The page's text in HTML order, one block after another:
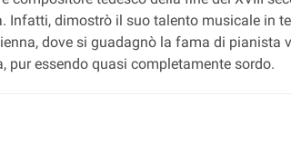
Infatti, dimostrò il suo talento musicale in
dove si guadagnò la fama di
essendo quasi completamente sordo.